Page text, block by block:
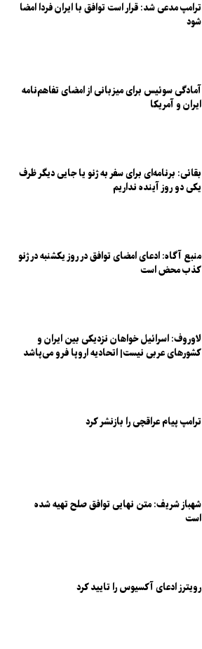
ترامپ مدعی شد: قرار است توافق با ایران فردا امضا
شود
آمادگی سوئیس برای میزبانی از امضای تفاهم‌نامه
ایران و آمریکا
بقائی: برنامه‌ای برای سفر به ژنو یا جایی دیگر ظرف
یکی دو روز آینده نداریم
منبع آگاه: ادعای امضای توافق در روز یکشنبه در ژنو
کذب محض است
لاوروف: اسرائیل خواهان نزدیکی بین ایران و
کشورهای عربی نیست| اتحادیه اروپا فرو می‌پاشد
ترامپ پیام عراقچی را بازنشر کرد
شهباز شریف: متن نهایی توافق صلح تهیه شده
است
رویترز ادعای آکسیوس را تایید کرد